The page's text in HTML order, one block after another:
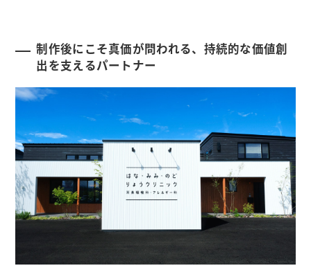
制作後にこそ真価が問われる、持続的な価値創
出を支えるパートナー